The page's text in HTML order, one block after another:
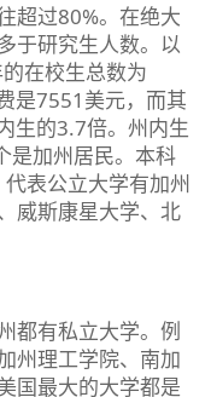
超过80%。在绝大
于研究生人数。以
在校生总数为
是7551美元，而其
生的3.7倍。州内生
是加州居民。本科
表公立大学有加州
威斯康星大学、北
都有私立大学。例
州理工学院、南加
国最大的大学都是